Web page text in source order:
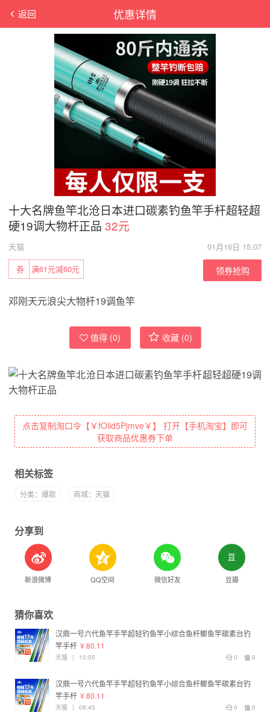
优惠详情
返回
十大名牌鱼竿北沧日本进口碳素钓鱼竿手杆超轻超
硬19调大物杆正品 32元
天猫
01月16日 15:07
满61元减60元
券 领券抢购
邓刚天元浪尖大物杆19调鱼竿
值得 (0) 收藏 (0)
点击复制淘口令【￥fOlid5Pjmve￥】 打开【手机淘宝】即可
获取商品优惠券下单
相关标签
分类：爆款 商城：天猫
分享到
新浪微博 QQ空间 微信好友 豆瓣
猜你喜欢
汉鼎一号六代鱼竿手竿超轻钓鱼竿小综合鱼杆鲫鱼竿碳素台钓
竿手杆 ¥ 80.11
0
0
天猫 | 10:05
汉鼎一号六代鱼竿手竿超轻钓鱼竿小综合鱼杆鲫鱼竿碳素台钓
竿手杆 ¥ 80.11
0
0
天猫 | 09:45